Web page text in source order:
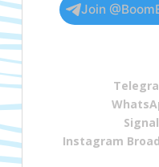
Join
Instagram